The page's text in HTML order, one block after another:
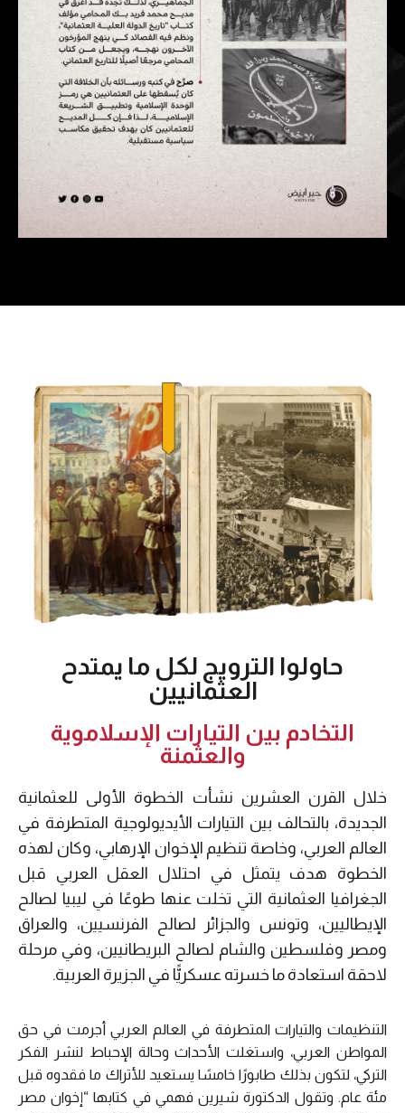
حاولوا الترويج لكل ما يمتدح
العثمانيين
التخادم بين التيارات الإسلاموية
والعثمنة
خلال القرن العشرين نشأت الخطوة الأولى للعثمانية
الجديدة، بالتحالف بين التيارات الأيديولوجية المتطرفة في
العالم العربي، وخاصة تنظيم الإخوان الإرهابي، وكان لهذه
الخطوة هدف يتمثل في احتلال العقل العربي قبل
الجغرافيا العثمانية التي تخلت عنها طوعًا في ليبيا لصالح
الإيطاليين، وتونس والجزائر لصالح الفرنسيين، والعراق
ومصر وفلسطين والشام لصالح البريطانيين، وفي مرحلة
لاحقة استعادة ما خسرته عسكريًّا في الجزيرة العربية.
التنظيمات والتيارات المتطرفة في العالم العربي أجرمت في حق
المواطن العربي، واستغلت الأحداث وحالة الإحباط لنشر الفكر
التركي، لتكون بذلك طابورًا خامسًا يستعيد للأتراك ما فقدوه قبل
مئة عام. وتقول الدكتورة شيرين فهمي في كتابها “إخوان مصر